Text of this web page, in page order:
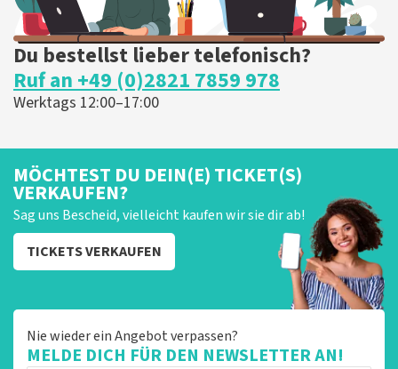
Du bestellst lieber telefonisch?
Ruf an +49 (0)2821 7859 978
Werktags 12:00–17:00
MÖCHTEST DU DEIN(E) TICKET(S)
VERKAUFEN?
Sag uns Bescheid, vielleicht kaufen wir sie dir ab!
TICKETS VERKAUFEN
Nie wieder ein Angebot verpassen?
MELDE DICH FÜR DEN NEWSLETTER AN!